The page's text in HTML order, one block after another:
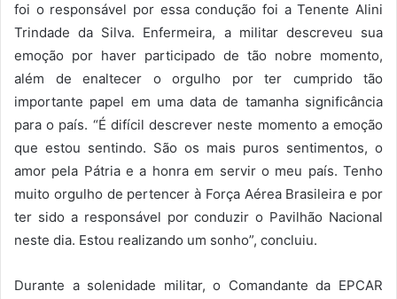
foi o responsável por essa condução foi a Tenente Alini
Trindade da Silva. Enfermeira, a militar descreveu sua
emoção por haver participado de tão nobre momento,
além de enaltecer o orgulho por ter cumprido tão
importante papel em uma data de tamanha significância
para o país. “É difícil descrever neste momento a emoção
que estou sentindo. São os mais puros sentimentos, o
amor pela Pátria e a honra em servir o meu país. Tenho
muito orgulho de pertencer à Força Aérea Brasileira e por
ter sido a responsável por conduzir o Pavilhão Nacional
neste dia. Estou realizando um sonho”, concluiu.
Durante a solenidade militar, o Comandante da EPCAR